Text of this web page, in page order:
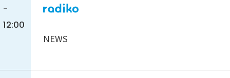
-
12:00
NEWS